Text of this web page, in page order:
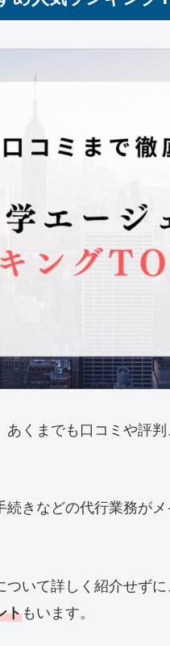
くまでも口コミや評
きなどの代行業務が
いて詳しく紹介せずに、
トもいます。